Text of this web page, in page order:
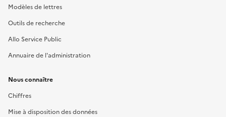
Modèles de lettres
Outils de recherche
Allo Service Public
Annuaire de l'administration
Nous connaître
Chiffres
Mise à disposition des données